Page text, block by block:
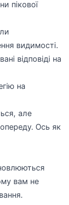
пікової
видимості.
відповіді на
на
але
Ось як
вам не